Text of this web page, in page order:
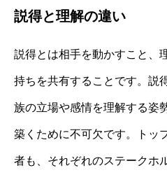
説得と理解の違い
説得とは相手を動かすこと、
持ちを共有することです。説
族の立場や感情を理解する姿
築くために不可欠です。トッ
者も、それぞれのステークホ